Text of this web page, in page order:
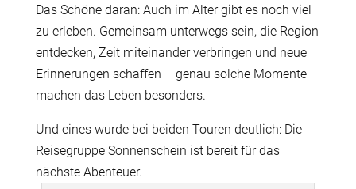
Das Schöne daran: Auch im Alter gibt es noch viel
zu erleben. Gemeinsam unterwegs sein, die Region
entdecken, Zeit miteinander verbringen und neue
Erinnerungen schaffen – genau solche Momente
machen das Leben besonders.
Und eines wurde bei beiden Touren deutlich: Die
Reisegruppe Sonnenschein ist bereit für das
nächste Abenteuer.